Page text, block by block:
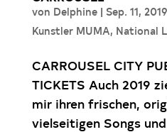
von Delphine| Sep. 11, 2019
Kunstler MUMA, National
CARROUSEL CITY
TICKETS Auch 2019
mir ihren frischen,
vielseitigen Songs